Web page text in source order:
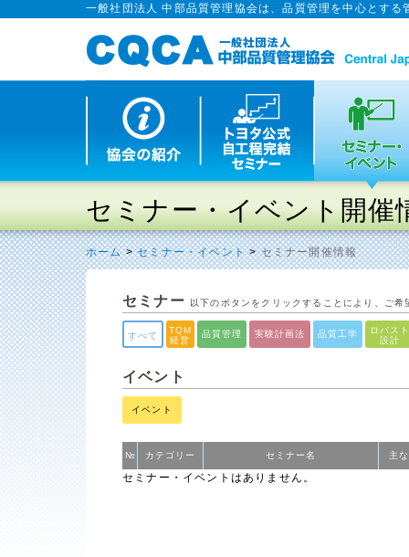
一般社団法人 中部品質管理協会は、品質管理を中心とす
セミナー・イベント開催
ホーム>セミナー・イベント>セミナー開催情報
セミナー 以下のボタンをクリックすることにより、ご
すべて
TQM
経営
品質管理 実験計画法 品質工学
ロバス
設計
イベント
イベント
№ カテゴリー セミナー名 主
セミナー・イベントはありません。